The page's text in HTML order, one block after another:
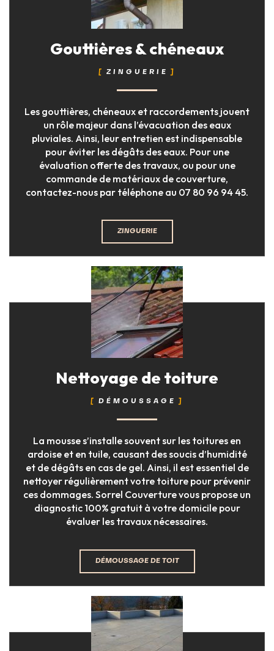
Gouttières & chéneaux
ZINGUERIE
Les gouttières, chéneaux et raccordements jouent
un rôle majeur dans l’évacuation des eaux
pluviales. Ainsi, leur entretien est indispensable
pour éviter les dégâts des eaux. Pour une
évaluation offerte des travaux, ou pour une
commande de matériaux de couverture,
contactez-nous par téléphone au 07 80 96 94 45.
ZINGUERIE
Nettoyage de toiture
DÉMOUSSAGE
La mousse s’installe souvent sur les toitures en
ardoise et en tuile, causant des soucis d’humidité
et de dégâts en cas de gel. Ainsi, il est essentiel de
nettoyer régulièrement votre toiture pour prévenir
ces dommages. Sorrel Couverture vous propose un
diagnostic 100% gratuit à votre domicile pour
évaluer les travaux nécessaires.
DÉMOUSSAGE DE TOIT